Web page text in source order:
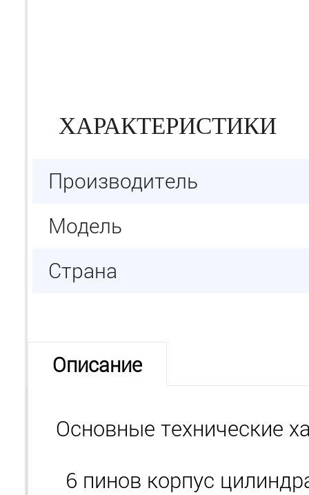
ХАРАКТЕРИСТИКИ
Производитель
Модель
Страна
Описание
Основные технические
6 пинов корпус